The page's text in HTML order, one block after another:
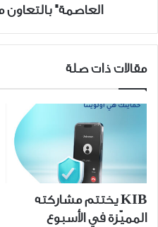
محافظة
العاصمة
العاصمة"
مقالات ذات صلة
KIB يختتم مشاركته
المميّزة في الأسبوع